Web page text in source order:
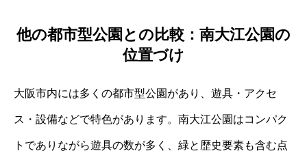
他の都市型公園との比較：南大江公園の
位置づけ
大阪市内には多くの都市型公園があり、遊具・アクセ
ス・設備などで特色があります。南大江公園はコンパク
トでありながら遊具の数が多く、緑と歴史要素も含む点